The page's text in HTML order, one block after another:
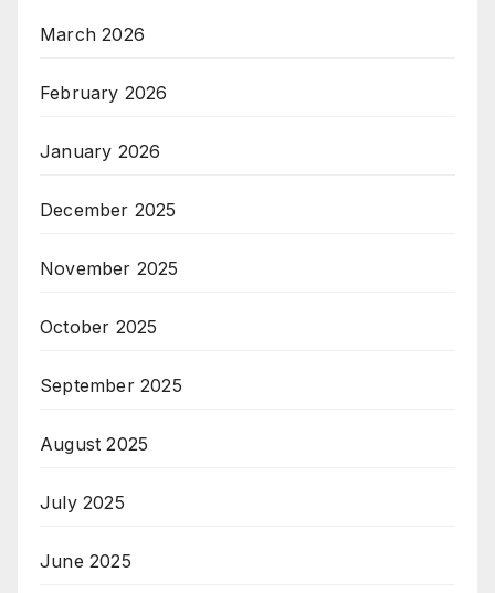
March 2026
February 2026
January 2026
December 2025
November 2025
October 2025
September 2025
August 2025
July 2025
June 2025